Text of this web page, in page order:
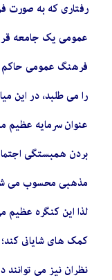
رفتاری که به صورت
عمومی یک جامعه‏
فرهنگ‏ عمومى‏ حاکم
را می طلبد، در این
عنوان سرمایه عظیم
بردن همبستگی
مذهبى‏ محسوب می
لذا این کنگره عظیم
کمک‏ هاى شایانى
نظران نیز می